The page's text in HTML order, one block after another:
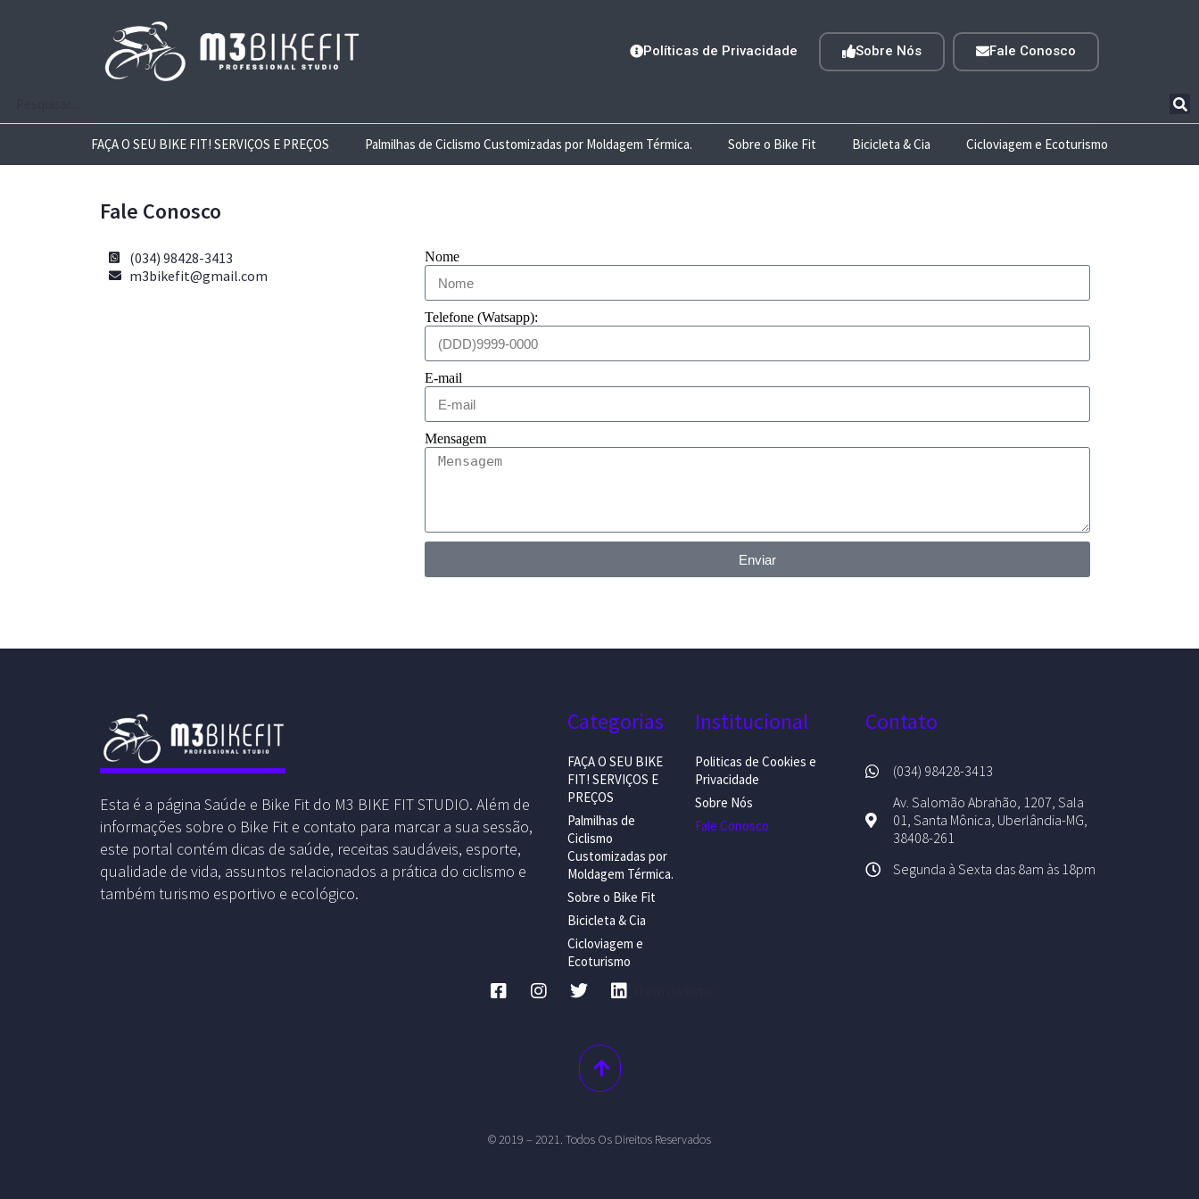
Políticas de Privacidade Sobre Nós Fale Conosco
FAÇA O SEU BIKE FIT! SERVIÇOS E PREÇOS Palmilhas de Ciclismo Customizadas por Moldagem Térmica. Sobre o Bike Fit Bicicleta & Cia Cicloviagem e Ecoturismo
Fale Conosco
(034) 98428-3413
m3bikefit@gmail.com
Nome
Telefone (Watsapp):
E-mail
Mensagem
Enviar
Esta é a página Saúde e Bike Fit do M3 BIKE FIT STUDIO. Além de
informações sobre o Bike Fit e contato para marcar a sua sessão,
este portal contém dicas de saúde, receitas saudáveis, esporte,
qualidade de vida, assuntos relacionados a prática do ciclismo e
também turismo esportivo e ecológico.
Categorias
FAÇA O SEU BIKE
FIT! SERVIÇOS E
PREÇOS
Palmilhas de
Ciclismo
Customizadas por
Moldagem Térmica.
Sobre o Bike Fit
Bicicleta & Cia
Cicloviagem e
Ecoturismo
Institucional
Politicas de Cookies e
Privacidade
Sobre Nós
Fale Conosco
Contato
(034) 98428-3413
Av. Salomão Abrahão, 1207, Sala
01, Santa Mônica, Uberlândia-MG,
38408-261
Segunda à Sexta das 8am às 18pm
© 2019 – 2021. Todos Os Direitos Reservados